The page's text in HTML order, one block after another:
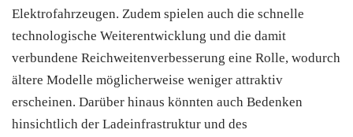
Elektrofahrzeugen. Zudem spielen auch die schnelle
technologische Weiterentwicklung und die damit
verbundene Reichweitenverbesserung eine Rolle, wodurch
ältere Modelle möglicherweise weniger attraktiv
erscheinen. Darüber hinaus könnten auch Bedenken
hinsichtlich der Ladeinfrastruktur und des